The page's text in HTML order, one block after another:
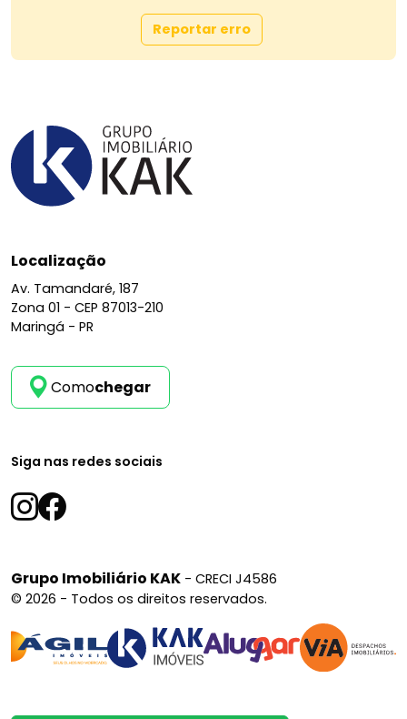
Reportar erro
Localização
Av. Tamandaré, 187
Zona 01 - CEP 87013-210
Maringá - PR
Comochegar
Siga nas redes sociais
Grupo Imobiliário KAK - CRECI J4586
© 2026 - Todos os direitos reservados.